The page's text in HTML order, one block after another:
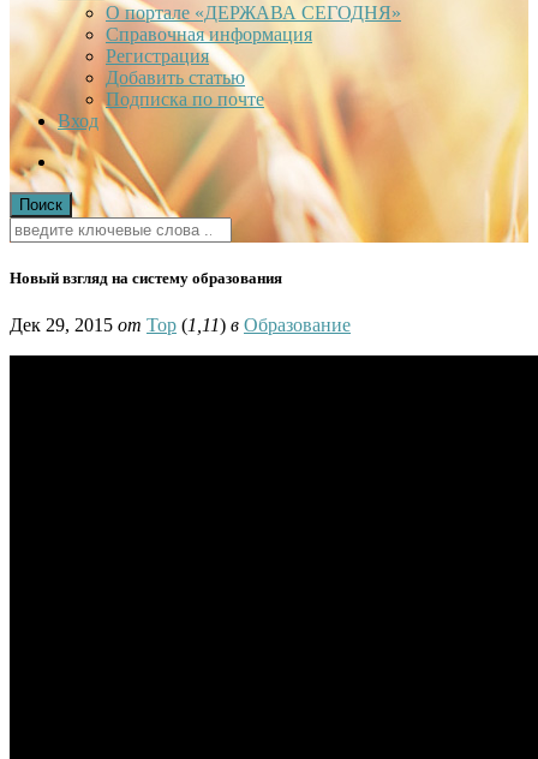
О портале «ДЕРЖАВА СЕГОДНЯ»
Справочная информация
Регистрация
Добавить статью
Подписка по почте
Вход
Новый взгляд на систему образования
Дек 29, 2015 от Тор (1,11) в Образование